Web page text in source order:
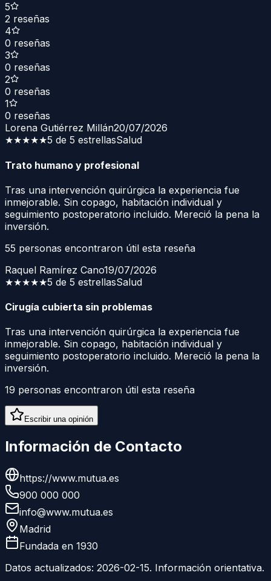
5
2 reseñas
4
0 reseñas
3
0 reseñas
2
0 reseñas
1
0 reseñas
Lorena Gutiérrez Millán20/07/2026
★★★★★5 de 5 estrellasSalud
Trato humano y profesional
Tras una intervención quirúrgica la experiencia fue
inmejorable. Sin copago, habitación individual y
seguimiento postoperatorio incluido. Mereció la pena la
inversión.
55 personas encontraron útil esta reseña
Raquel Ramírez Cano19/07/2026
★★★★★5 de 5 estrellasSalud
Cirugía cubierta sin problemas
Tras una intervención quirúrgica la experiencia fue
inmejorable. Sin copago, habitación individual y
seguimiento postoperatorio incluido. Mereció la pena la
inversión.
19 personas encontraron útil esta reseña
Escribir una opinión
Información de Contacto
https://www.mutua.es
900 000 000
info@www.mutua.es
Madrid
Fundada en 1930
Datos actualizados: 2026-02-15. Información orientativa.